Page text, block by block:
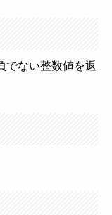
でない整数値を返